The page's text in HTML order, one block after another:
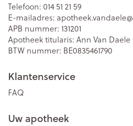
Telefoon: 014 51 21 59
E-mailadres: apotheek.vandaele@
APB nummer: 131201
Apotheek titularis: Ann Van Daele
BTW nummer: BE0835461790
Klantenservice
FAQ
Uw apotheek